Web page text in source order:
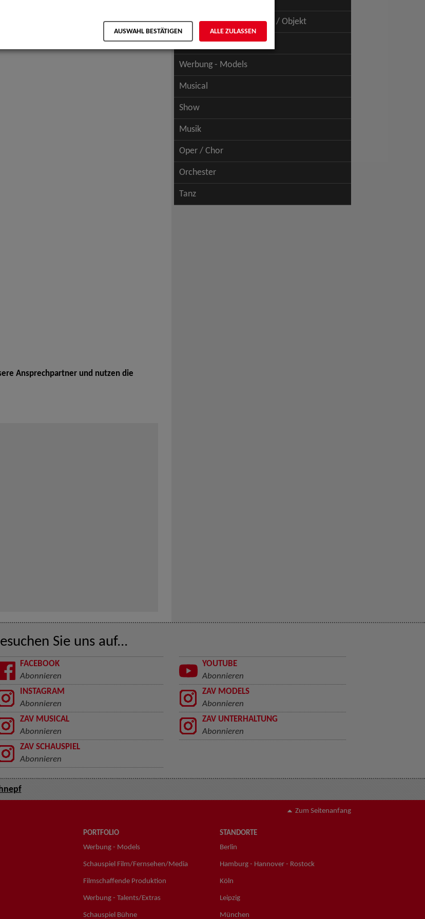
Ansprechpartner und nutzen die
Schauspiel - Figur / Puppe / Objekt
Werbung - Talents
Werbung - Models
Musical
Show
Musik
Oper / Chor
Orchester
Tanz
Sie uns auf...
FACEBOOK
Abonnieren
YOUTUBE
Abonnieren
INSTAGRAM
Abonnieren
ZAV MODELS
Abonnieren
ZAV MUSICAL
Abonnieren
ZAV UNTERHALTUNG
Abonnieren
ZAV SCHAUSPIEL
Abonnieren
Zum Seitenanfang
PORTFOLIO
Werbung - Models
Schauspiel Film/Fernsehen/Media
Filmschaffende Produktion
Werbung - Talents/Extras
Schauspiel Bühne
STANDORTE
Berlin
Hamburg - Hannover - Rostock
Köln
Leipzig
München
AUSWAHL BESTÄTIGEN ALLE ZULASSEN